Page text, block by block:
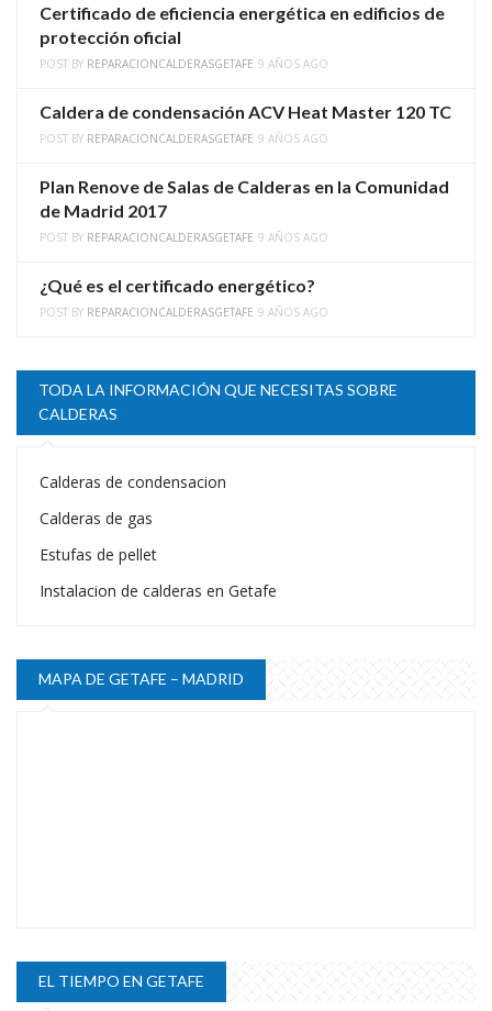
Certificado de eficiencia energética en edificios de
protección oficial
POST BY REPARACIONCALDERASGETAFE 9 AÑOS AGO
Caldera de condensación ACV Heat Master 120 TC
POST BY REPARACIONCALDERASGETAFE 9 AÑOS AGO
Plan Renove de Salas de Calderas en la Comunidad
de Madrid 2017
POST BY REPARACIONCALDERASGETAFE 9 AÑOS AGO
¿Qué es el certificado energético?
POST BY REPARACIONCALDERASGETAFE 9 AÑOS AGO
TODA LA INFORMACIÓN QUE NECESITAS SOBRE
CALDERAS
Calderas de condensacion
Calderas de gas
Estufas de pellet
Instalacion de calderas en Getafe
MAPA DE GETAFE – MADRID
EL TIEMPO EN GETAFE